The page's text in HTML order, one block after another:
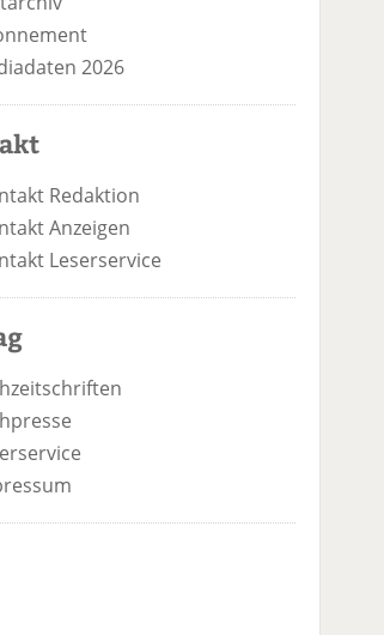
2026
Redaktion
Anzeigen
Leserservice